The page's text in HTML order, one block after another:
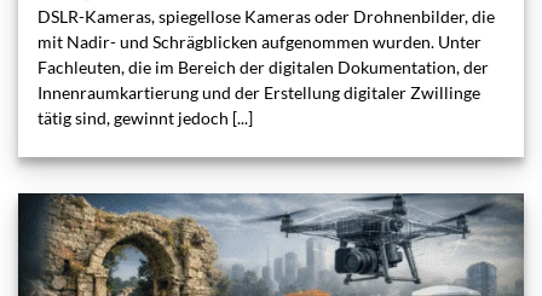
DSLR-Kameras, spiegellose Kameras oder Drohnenbilder, die
mit Nadir- und Schrägblicken aufgenommen wurden. Unter
Fachleuten, die im Bereich der digitalen Dokumentation, der
Innenraumkartierung und der Erstellung digitaler Zwillinge
tätig sind, gewinnt jedoch [...]